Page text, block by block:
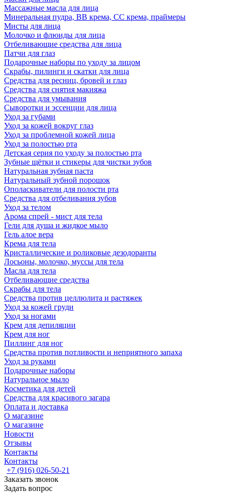
Массажные масла для лица
Минеральная пудра, BB крема, СС крема, праймеры
Мисты для лица
Молочко и флюиды для лица
Отбеливающие средства для лица
Патчи для глаз
Подарочные наборы по уходу за лицом
Скрабы, пилинги и скатки для лица
Средства для ресниц, бровей и глаз
Средства для снятия макияжа
Средства для умывания
Сыворотки и эссенции для лица
Уход за губами
Уход за кожей вокруг глаз
Уход за проблемной кожей лица
Уход за полостью рта
Детская серия по уходу за полостью рта
Зубные щётки и стикеры для чистки зубов
Натуральная зубная паста
Натуральный зубной порошок
Ополаскиватели для полости рта
Средства для отбеливания зубов
Уход за телом
Арома спрей - мист для тела
Гели для душа и жидкое мыло
Гель алое вера
Крема для тела
Кристаллические и роликовые дезодоранты
Лосьоны, молочко, муссы для тела
Масла для тела
Отбеливающие средства
Скрабы для тела
Средства против целлюлита и растяжек
Уход за кожей груди
Уход за ногами
Крем для депиляции
Крем для ног
Пиллинг для ног
Средства против потливости и неприятного запаха
Уход за руками
Подарочные наборы
Натуральное мыло
Косметика для детей
Средства для красивого загара
Оплата и доставка
О магазине
О магазине
Новости
Отзывы
Контакты
Контакты
+7 (916) 026-50-21
Заказать звонок
Задать вопрос